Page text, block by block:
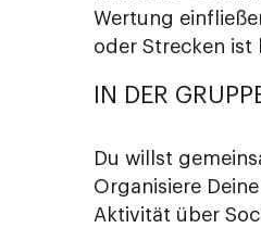
Wertung
oder Strecken ist
IN DER
Du willst
Organisiere
Aktivität über